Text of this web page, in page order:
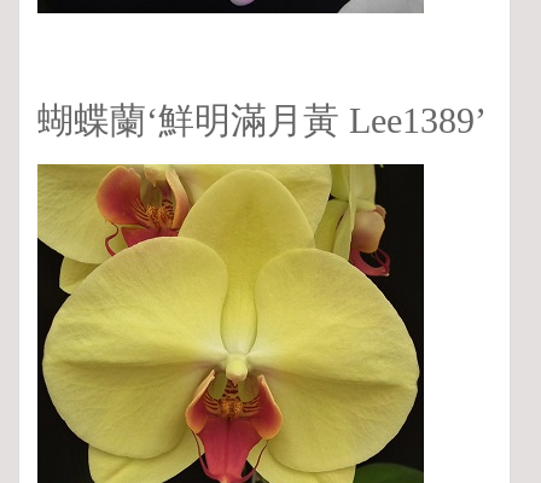
蝴蝶蘭‘鮮明滿月黃 Lee1389’